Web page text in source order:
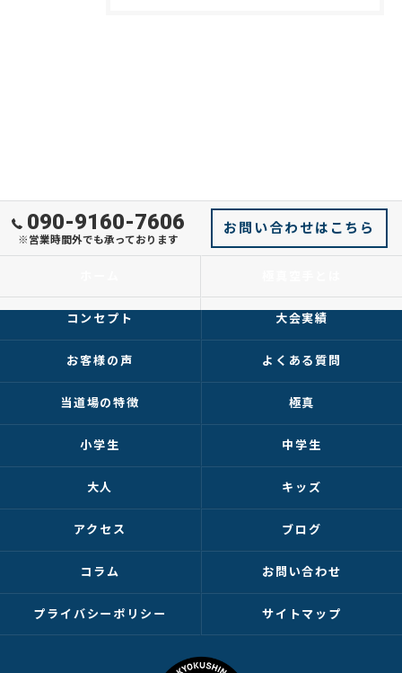
090-9160-7606
※営業時間外でも承っております
お問い合わせはこちら
コンセプト 大会実績
お客様の声 よくある質問
当道場の特徴 極真
小学生 中学生
大人 キッズ
アクセス ブログ
コラム お問い合わせ
プライバシーポリシー サイトマップ